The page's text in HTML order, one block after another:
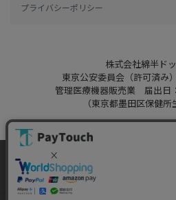
プライバシーポリシー
株式会社綿半ド
東京公安委員会（許可済み
管理医療機器販売業 届出日
（東京都墨田区保健所
Copyright 2022
Powered by Watahan
当ウェブサイトでは、お客様により良
をご提供するため、クッキーを利用し
サイト利用を継続することにより、ク